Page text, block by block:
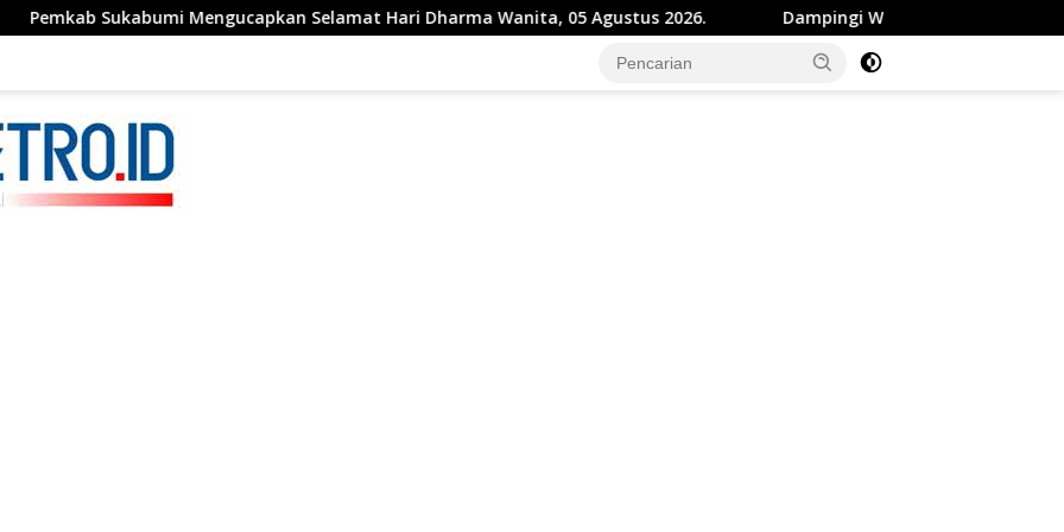
Selamat Hari Dharma Wanita, 05 Agustus 2026. Dampingi Wamendikdasmen RI, Wabup Sukabumi,: